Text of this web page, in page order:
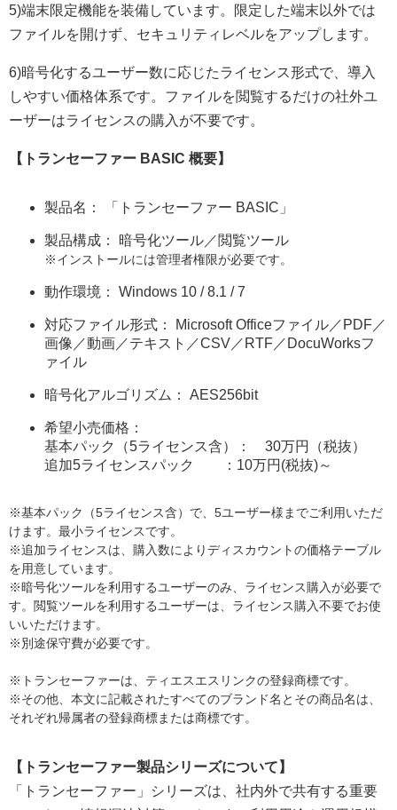
5)端末限定機能を装備しています。限定した端末以外では
ファイルを開けず、セキュリティレベルをアップします。
6)暗号化するユーザー数に応じたライセンス形式で、導入
しやすい価格体系です。ファイルを閲覧するだけの社外ユ
ーザーはライセンスの購入が不要です。
【トランセーファー BASIC 概要】
製品名： 「トランセーファー BASIC」
製品構成： 暗号化ツール／閲覧ツール
※インストールには管理者権限が必要です。
動作環境： Windows 10 / 8.1 / 7
対応ファイル形式： Microsoft Officeファイル／PDF／
画像／動画／テキスト／CSV／RTF／DocuWorksフ
ァイル
暗号化アルゴリズム： AES256bit
希望小売価格：
基本パック（5ライセンス含）： 30万円（税抜）
追加5ライセンスパック ：10万円(税抜)～
※基本パック（5ライセンス含）で、5ユーザー様までご利用いただ
けます。最小ライセンスです。
※追加ライセンスは、購入数によりディスカウントの価格テーブル
を用意しています。
※暗号化ツールを利用するユーザーのみ、ライセンス購入が必要で
す。閲覧ツールを利用するユーザーは、ライセンス購入不要でお使
いいただけます。
※別途保守費が必要です。
※トランセーファーは、ティエスエスリンクの登録商標です。
※その他、本文に記載されたすべてのブランド名とその商品名は、
それぞれ帰属者の登録商標または商標です。
【トランセーファー製品シリーズについて】
「トランセーファー」シリーズは、社内外で共有する重要